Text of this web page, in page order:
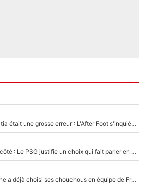
L'interview de Medhi Benatia était une grosse erreur : L'After Foot s'inquiète pour l'avenir de l'ancien dirigeant de l'OM qui pourrait rester longtemps au chômage
Lucas Chevalier laissé de côté : Le PSG justifie un choix qui fait parler en plein mercato
Olise, Doué, Cherki… Zidane a déjà choisi ses chouchous en équipe de France ? L’IA annonce des surprises sans Kylian Mbappé !